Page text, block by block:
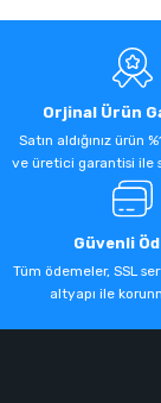
Orjinal Ürün
Satın aldığınız ürün
ve üretici garantisi ile
Güvenli
Tüm ödemeler, SSL
altyapı ile